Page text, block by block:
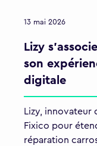
13 mai 2026
Lizy
son
digitale
Lizy, innovateur
Fixico pour
réparation